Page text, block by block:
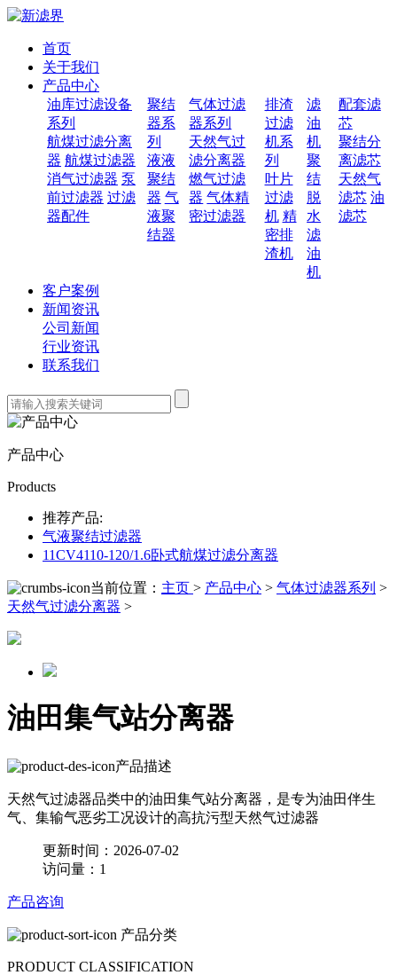
首页
关于我们
产品中心
油库过滤设备
系列
航煤过滤分离
器 航煤过滤器
消气过滤器 泵
前过滤器 过滤
器配件
聚结
器系
列
液液
聚结
器 气
液聚
结器
气体过滤
器系列
天然气过
滤分离器
燃气过滤
器 气体精
密过滤器
排渣
过滤
机系
列
叶片
过滤
机 精
密排
渣机
滤
油
机
聚
结
脱
水
滤
油
机
配套滤
芯
聚结分
离滤芯
天然气
滤芯 油
滤芯
客户案例
新闻资讯
公司新闻
行业资讯
联系我们
产品中心
Products
推荐产品:
气液聚结过滤器
11CV4110-120/1.6卧式航煤过滤分离器
当前位置： 主页 > 产品中心 > 气体过滤器系列 >
天然气过滤分离器 >
油田集气站分离器
产品描述
天然气过滤器品类中的油田集气站分离器，是专为油田伴生
气、集输气恶劣工况设计的高抗污型天然气过滤器
更新时间：2026-07-02
访问量：1
产品咨询
产品分类
PRODUCT CLASSIFICATION